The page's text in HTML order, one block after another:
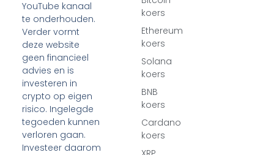
YouTube kanaal
te onderhouden.
Verder vormt
deze website
geen financieel
advies en is
investeren in
crypto op eigen
risico. Ingelegde
tegoeden kunnen
verloren gaan.
Investeer daarom
koers
Ethereum
koers
Solana
koers
BNB
koers
Cardano
koers